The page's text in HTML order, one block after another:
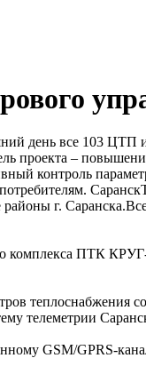
день все 103 ЦТП
проекта –
контроль
г.
комплекса ПТК
теплоснабжения
телеметрии
GSM/GPRS-